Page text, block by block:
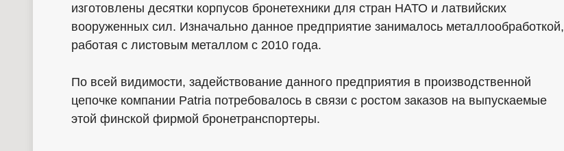
изготовлены десятки корпусов бронетехники для стран НАТО и латвийских
вооруженных сил. Изначально данное предприятие занималось металлообработкой,
работая с листовым металлом с 2010 года.
По всей видимости, задействование данного предприятия в производственной
цепочке компании Patria потребовалось в связи с ростом заказов на выпускаемые
этой финской фирмой бронетранспортеры.